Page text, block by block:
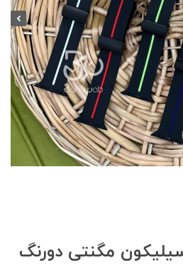
مگنتی دورنگ